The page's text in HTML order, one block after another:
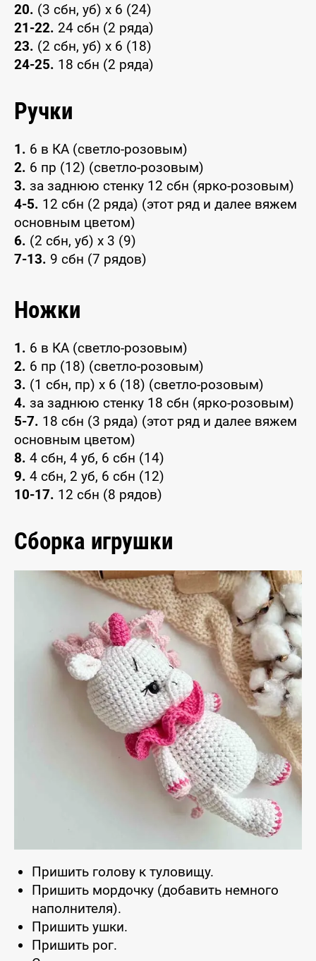
20. (3 сбн, уб) x 6 (24)
21-22. 24 сбн (2 ряда)
23. (2 сбн, уб) x 6 (18)
24-25. 18 сбн (2 ряда)
Ручки
1. 6 в КА (светло-розовым)
2. 6 пр (12) (светло-розовым)
3. за заднюю стенку 12 сбн (ярко-розовым)
4-5. 12 сбн (2 ряда) (этот ряд и далее вяжем
основным цветом)
6. (2 сбн, уб) x 3 (9)
7-13. 9 сбн (7 рядов)
Ножки
1. 6 в КА (светло-розовым)
2. 6 пр (18) (светло-розовым)
3. (1 сбн, пр) x 6 (18) (светло-розовым)
4. за заднюю стенку 18 сбн (ярко-розовым)
5-7. 18 сбн (3 ряда) (этот ряд и далее вяжем
основным цветом)
8. 4 сбн, 4 уб, 6 сбн (14)
9. 4 сбн, 2 уб, 6 сбн (12)
10-17. 12 сбн (8 рядов)
Сборка игрушки
Пришить голову к туловищу.
Пришить мордочку (добавить немного
наполнителя).
Пришить ушки.
Пришить рог.